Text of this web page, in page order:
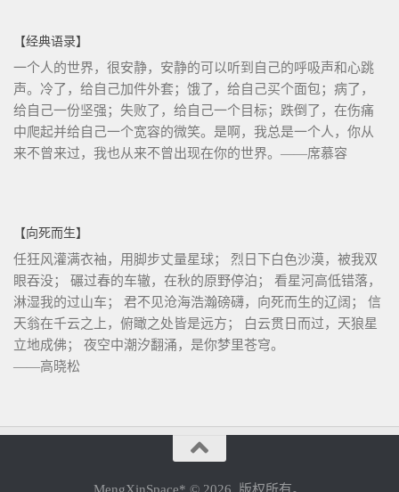
【经典语录】
一个人的世界，很安静，安静的可以听到自己的呼吸声和心跳
声。冷了，给自己加件外套；饿了，给自己买个面包；病了，
给自己一份坚强；失败了，给自己一个目标；跌倒了，在伤痛
中爬起并给自己一个宽容的微笑。是啊，我总是一个人，你从
来不曾来过，我也从来不曾出现在你的世界。——席慕容
【向死而生】
任狂风灌满衣袖，用脚步丈量星球； 烈日下白色沙漠，被我双
眼吞没； 碾过春的车辙，在秋的原野停泊； 看星河高低错落，
淋湿我的过山车； 君不见沧海浩瀚磅礴，向死而生的辽阔； 信
天翁在千云之上，俯瞰之处皆是远方； 白云贯日而过，天狼星
立地成佛； 夜空中潮汐翻涌，是你梦里苍穹。
——高晓松